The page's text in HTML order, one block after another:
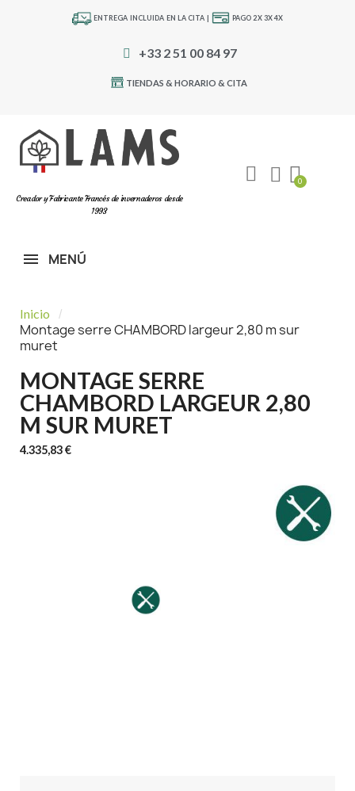
ENTREGA INCLUIDA EN LA CITA | PAGO 2X 3X 4X
+33 2 51 00 84 97
TIENDAS & HORARIO & CITA
Creador y Fabricante Francés de invernaderos desde
1993
MENÚ
Inicio
Montage serre CHAMBORD largeur 2,80 m sur
muret
MONTAGE SERRE
CHAMBORD LARGEUR 2,80
M SUR MURET
4.335,83 €